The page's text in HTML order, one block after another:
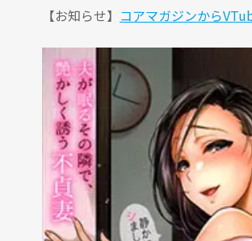
【お知らせ】 コアマガジンから